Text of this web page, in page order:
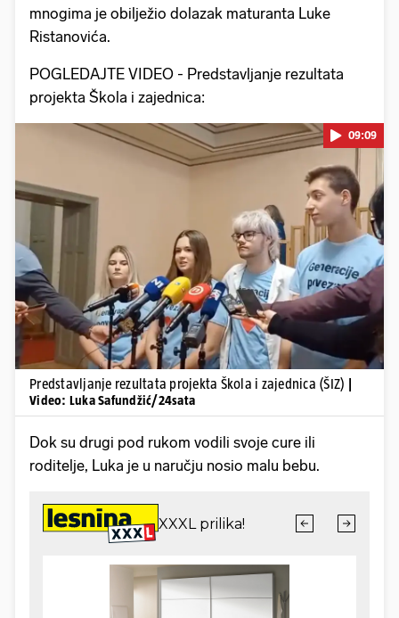
mnogima je obilježio dolazak maturanta Luke
Ristanovića.
POGLEDAJTE VIDEO - Predstavljanje rezultata
projekta Škola i zajednica:
Pokretanje videa...
09:09
Predstavljanje rezultata projekta Škola i zajednica (ŠIZ)
Video: Luka Safundžić/24sata
Dok su drugi pod rukom vodili svoje cure ili
roditelje, Luka je u naručju nosio malu bebu.